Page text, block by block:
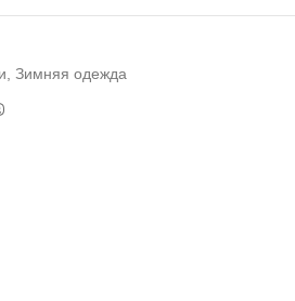
Зимняя одежда